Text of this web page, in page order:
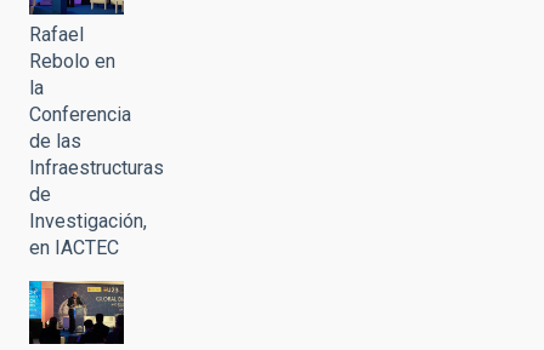
Rafael
Rebolo en
la
Conferencia
de las
Infraestructuras
de
Investigación,
en IACTEC